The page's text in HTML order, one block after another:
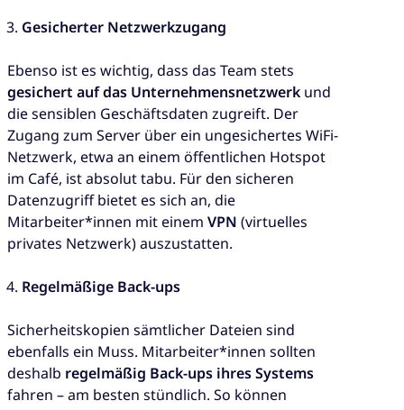
Gesicherter Netzwerkzugang
Ebenso ist es wichtig, dass das Team stets
gesichert auf das Unternehmensnetzwerk und
die sensiblen Geschäftsdaten zugreift. Der
Zugang zum Server über ein ungesichertes WiFi-
Netzwerk, etwa an einem öffentlichen Hotspot
im Café, ist absolut tabu. Für den sicheren
Datenzugriff bietet es sich an, die
Mitarbeiter*innen mit einem VPN (virtuelles
privates Netzwerk) auszustatten.
Regelmäßige Back-ups
Sicherheitskopien sämtlicher Dateien sind
ebenfalls ein Muss. Mitarbeiter*innen sollten
deshalb regelmäßig Back-ups ihres Systems
fahren – am besten stündlich. So können